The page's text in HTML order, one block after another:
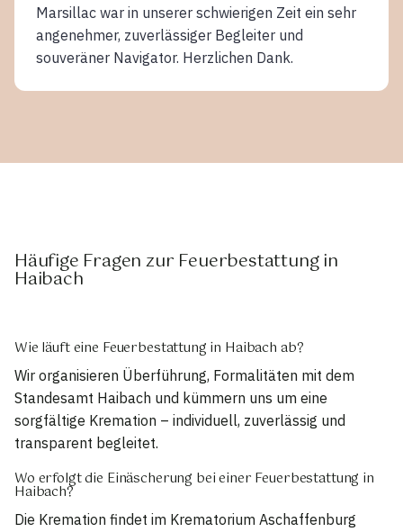
Marsillac war in unserer schwierigen Zeit ein sehr
angenehmer, zuverlässiger Begleiter und
souveräner Navigator. Herzlichen Dank.
Häufige Fragen zur Feuerbestattung in
Haibach
Wie läuft eine Feuerbestattung in Haibach ab?
Wir organisieren Überführung, Formalitäten mit dem
Standesamt Haibach und kümmern uns um eine
sorgfältige Kremation – individuell, zuverlässig und
transparent begleitet.
Wo erfolgt die Einäscherung bei einer Feuerbestattung in
Haibach?
Die Kremation findet im Krematorium Aschaffenburg